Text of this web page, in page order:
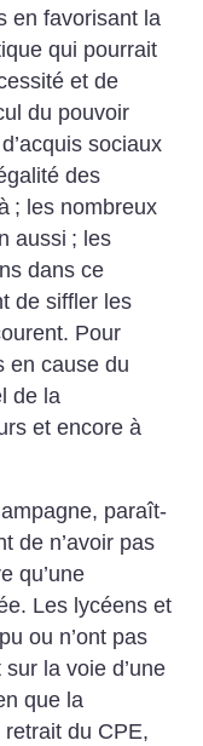
en favorisant la
qui pourrait
et de
du pouvoir
sociaux
des
; les nombreux
aussi ; les
dans ce
de siffler les
Pour
en cause du
de la
et encore à
paraît-
de n’avoir pas
qu’une
Les lycéens et
ou n’ont pas
la voie d’une
que la
du CPE,